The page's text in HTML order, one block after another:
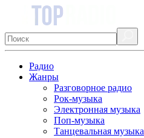
Радио
Жанры
Разговорное радио
Рок-музыка
Электронная музыка
Поп-музыка
Танцевальная музыка